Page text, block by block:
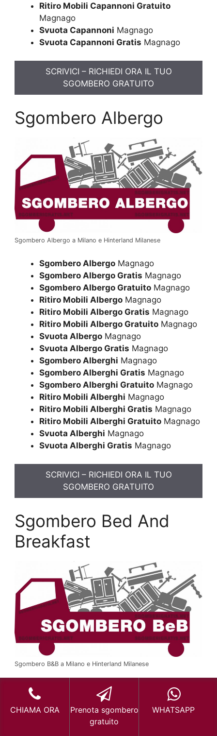
Ritiro Mobili Capannoni Gratuito
Magnago
Svuota Capannoni Magnago
Svuota Capannoni Gratis Magnago
SCRIVICI – RICHIEDI ORA IL TUO
SGOMBERO GRATUITO
Sgombero Albergo
Sgombero Albergo a Milano e Hinterland Milanese
Sgombero Albergo Magnago
Sgombero Albergo Gratis Magnago
Sgombero Albergo Gratuito Magnago
Ritiro Mobili Albergo Magnago
Ritiro Mobili Albergo Gratis Magnago
Ritiro Mobili Albergo Gratuito Magnago
Svuota Albergo Magnago
Svuota Albergo Gratis Magnago
Sgombero Alberghi Magnago
Sgombero Alberghi Gratis Magnago
Sgombero Alberghi Gratuito Magnago
Ritiro Mobili Alberghi Magnago
Ritiro Mobili Alberghi Gratis Magnago
Ritiro Mobili Alberghi Gratuito Magnago
Svuota Alberghi Magnago
Svuota Alberghi Gratis Magnago
SCRIVICI – RICHIEDI ORA IL TUO
SGOMBERO GRATUITO
Sgombero Bed And
Breakfast
Sgombero B&B a Milano e Hinterland Milanese
Sgombero Bed And Breakfast
Magnago
Sgombero Bed And Breakfast Gratis
Magnago
Sgombero Bed And Breakfast Gratuito
CHIAMA ORA
Prenota sgombero
gratuito
WHATSAPP